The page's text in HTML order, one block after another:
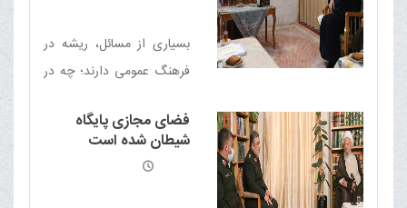
بسیاری از مسائل، ریشه در
فرهنگ عمومی دارند؛ چه در
و مراجعان و لازم است با
آموزش و فرهنگ‌سازی، این
فضای مجازی پایگاه
شیطان شده است